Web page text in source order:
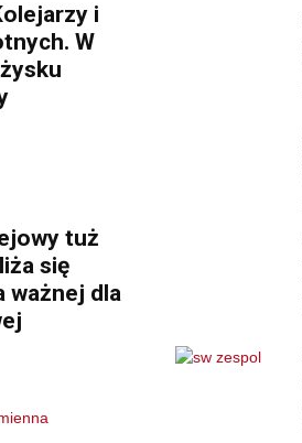
i
W
tuż
się
ważnej dla